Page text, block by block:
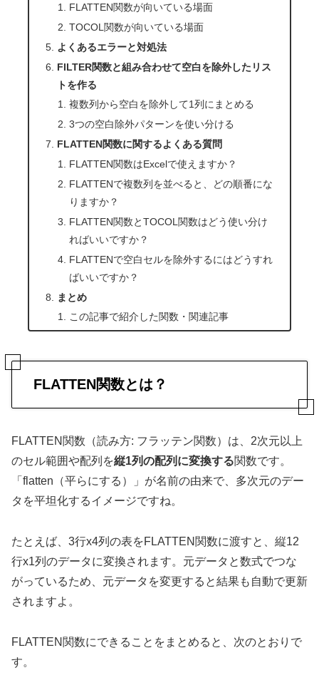
FLATTEN関数が向いている場面
TOCOL関数が向いている場面
よくあるエラーと対処法
FILTER関数と組み合わせて空白を除外したリス
トを作る
複数列から空白を除外して1列にまとめる
3つの空白除外パターンを使い分ける
FLATTEN関数に関するよくある質問
FLATTEN関数はExcelで使えますか？
FLATTENで複数列を並べると、どの順番にな
りますか？
FLATTEN関数とTOCOL関数はどう使い分け
ればいいですか？
FLATTENで空白セルを除外するにはどうすれ
ばいいですか？
まとめ
この記事で紹介した関数・関連記事
FLATTEN関数とは？
FLATTEN関数（読み方: フラッテン関数）は、2次元以上
のセル範囲や配列を縦1列の配列に変換する関数です。
「flatten（平らにする）」が名前の由来で、多次元のデー
タを平坦化するイメージですね。
たとえば、3行x4列の表をFLATTEN関数に渡すと、縦12
行x1列のデータに変換されます。元データと数式でつな
がっているため、元データを変更すると結果も自動で更新
されますよ。
FLATTEN関数にできることをまとめると、次のとおりで
す。